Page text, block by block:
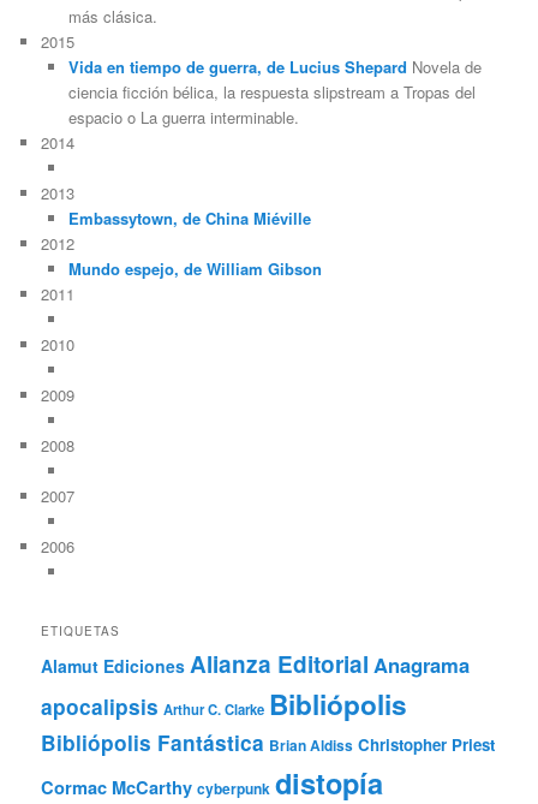
más clásica.
2015
Vida en tiempo de guerra, de Lucius Shepard Novela de
ciencia ficción bélica, la respuesta slipstream a Tropas del
espacio o La guerra interminable.
2014
2013
Embassytown, de China Miéville
2012
Mundo espejo, de William Gibson
2011
2010
2009
2008
2007
2006
ETIQUETAS
Alamut Ediciones Alianza Editorial Anagrama
apocalipsis Arthur C. Clarke Bibliópolis
Bibliópolis Fantástica Brian Aldiss Christopher Priest
Cormac McCarthy cyberpunk distopía